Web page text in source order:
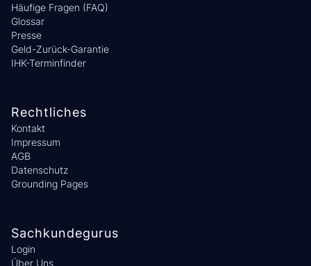
Häufige Fragen (FAQ)
Glossar
Presse
Geld-Zurück-Garantie
IHK-Terminfinder
Rechtliches
Kontakt
Impressum
AGB
Datenschutz
Grounding Pages
Sachkundegurus
Login
Über Uns